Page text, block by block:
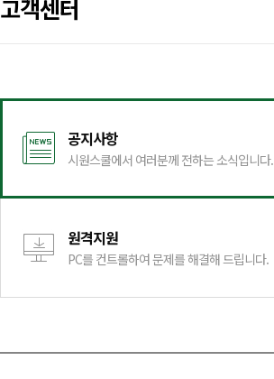
고객센터
공지사항
시원스쿨에서 여러분께 전하는 소식입니다.
원격지원
PC를 컨트롤하여 문제를 해결해 드립니다.